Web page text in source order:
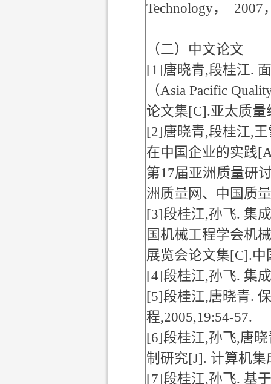
Technology， 2007
（二）中文论文
[1]唐晓青,段桂江.
（Asia Pacific
论文集[C].亚太质量
[2]唐晓青,段桂江,
在中国企业的实践
第17届亚洲质量研
洲质量网、中国质
[3]段桂江,孙飞. 集
国机械工程学会机
展览会论文集[C].中
[4]段桂江,孙飞. 集
[5]段桂江,唐晓青.
程,2005,19:54-57.
[6]段桂江,孙飞,唐晓
制研究[J]. 计算机集
[7]段桂江,孙飞. 基